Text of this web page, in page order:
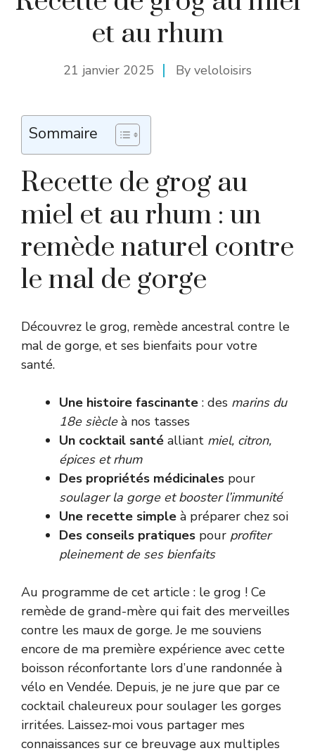
et au rhum
21 janvier 2025 By veloloisirs
Sommaire
Recette de grog au
miel et au rhum : un
remède naturel contre
le mal de gorge
Découvrez le grog, remède ancestral contre le
mal de gorge, et ses bienfaits pour votre
santé.
Une histoire fascinante : des marins du
18e siècleà nos tasses
Un cocktail santé alliant miel, citron,
épices et rhum
Des propriétés médicinales pour
soulager la gorge et booster l’immunité
Une recette simple à préparer chez soi
Des conseils pratiques pour profiter
pleinement de ses bienfaits
Au programme de cet article : le grog ! Ce
remède de grand-mère qui fait des merveilles
contre les maux de gorge. Je me souviens
encore de ma première expérience avec cette
boisson réconfortante lors d’une randonnée à
vélo en Vendée. Depuis, je ne jure que par ce
cocktail chaleureux pour soulager les gorges
irritées. Laissez-moi vous partager mes
connaissances sur ce breuvage aux multiples